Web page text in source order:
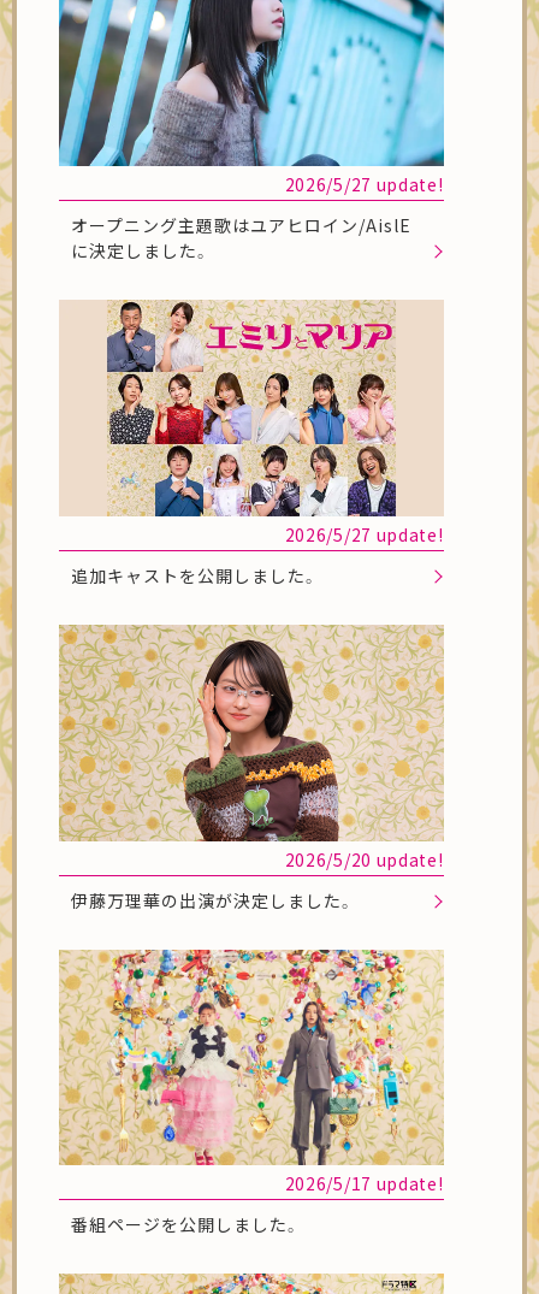
2026/5/27 update!
オープニング主題歌はユアヒロイン/AislE
に決定しました。
2026/5/27 update!
追加キャストを公開しました。
2026/5/20 update!
伊藤万理華の出演が決定しました。
2026/5/17 update!
番組ページを公開しました。